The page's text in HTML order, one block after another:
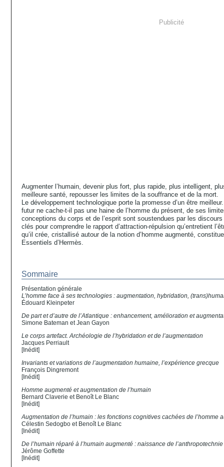
Publicité
Augmenter l’humain, devenir plus fort, plus rapide, plus intelligent,
meilleure santé, repousser les limites de la souffrance et de la mort.
Le développement technologique porte la promesse d’un être
futur ne cache-t-il pas une haine de l’homme du présent, de ses
conceptions du corps et de l’esprit sont soustendues par les
clés pour comprendre le rapport d’attraction-répulsion qu’entretient
qu’il crée, cristallisé autour de la notion d’homme augmenté,
Essentiels d’Hermès.
Sommaire
Présentation générale
L’homme face à ses technologies : augmentation, hybridation,
Édouard Kleinpeter
De part et d’autre de l’Atlantique : enhancement, amélioration et
Simone Bateman et Jean Gayon
Le corps artefact. Archéologie de l’hybridation et de l’augmentation
Jacques Perriault
[Inédit]
Invariants et variations de l’augmentation humaine, l’expérience grecque
François Dingremont
[Inédit]
Homme augmenté et augmentation de l’humain
Bernard Claverie et Benoît Le Blanc
[Inédit]
Augmentation de l’humain : les fonctions cognitives cachées de l’homme
Célestin Sedogbo et Benoît Le Blanc
[Inédit]
De l’humain réparé à l’humain augmenté : naissance de l’anthropotechnie
Jérôme Goffette
[Inédit]